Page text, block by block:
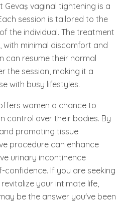
vaginal tightening is a
session is tailored to the
the individual. The treatment
with minimal discomfort and
can resume their normal
the session, making it a
with busy lifestyles.
women a chance to
control over their bodies. By
promoting tissue
procedure can enhance
urinary incontinence
If you are seeking
your intimate life,
be the answer you've been